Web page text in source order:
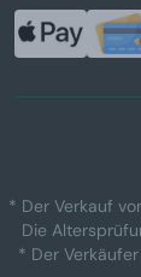
* Der Verkauf
Die
* Der